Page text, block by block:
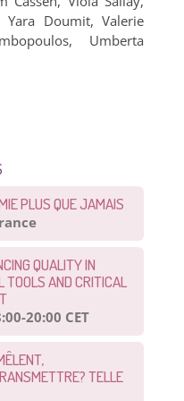
Yara Doumit, Valerie
Umberta
PLUS QUE JAMAIS
QUALITY IN
TOOLS AND CRITICAL
20:00 CET
TELLE